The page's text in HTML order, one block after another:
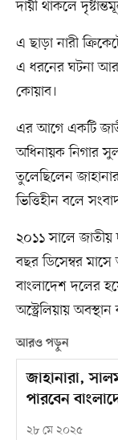
দায়ী থাকলে
এ ছাড়া নারী
এ ধরনের ঘটনা
কোয়াব।
এর আগে একটি
অধিনায়ক নিগার
তুলেছিলেন
ভিত্তিহীন বলে
২০১১ সালে
বছর ডিসেম্বর মাসে
বাংলাদেশ দলের
অস্ট্রেলিয়ায়
আরও পড়ুন
জাহানারা,
পারবেন
২৮ মে ২০২৫